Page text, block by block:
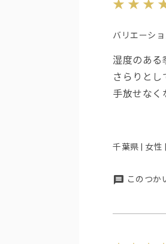
バリエーショ
湿度のある
さらりとし
手放せなく
千葉県 | 女性
このつか